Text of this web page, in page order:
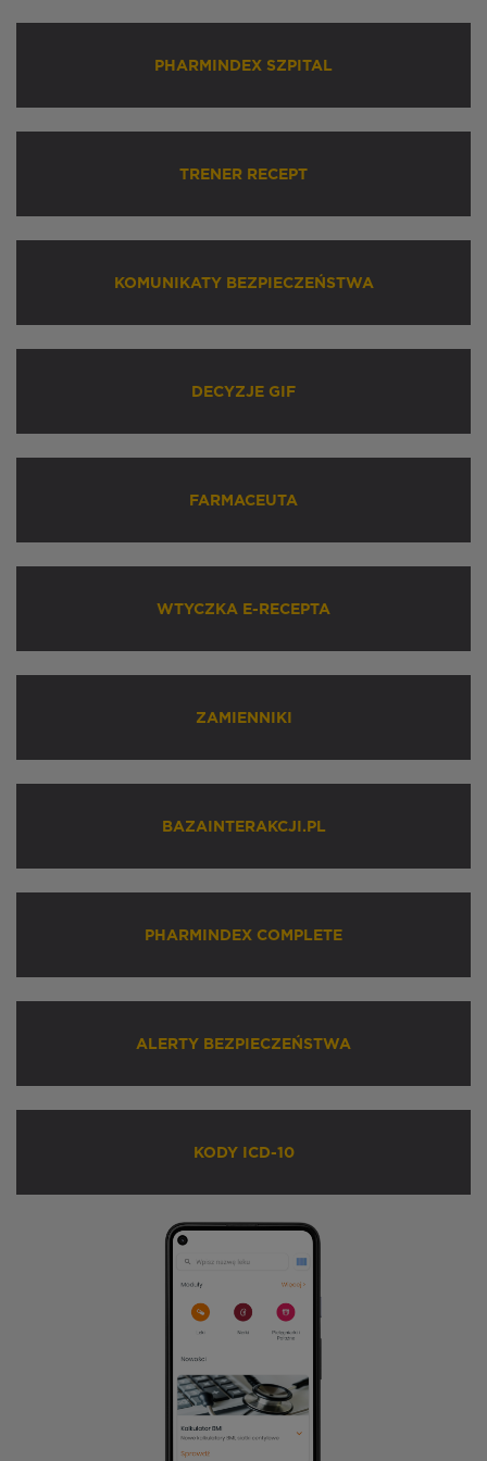
PHARMINDEX SZPITAL
TRENER RECEPT
KOMUNIKATY BEZPIECZEŃSTWA
DECYZJE GIF
FARMACEUTA
WTYCZKA E-RECEPTA
ZAMIENNIKI
BAZAINTERAKCJI.PL
PHARMINDEX COMPLETE
ALERTY BEZPIECZEŃSTWA
KODY ICD-10